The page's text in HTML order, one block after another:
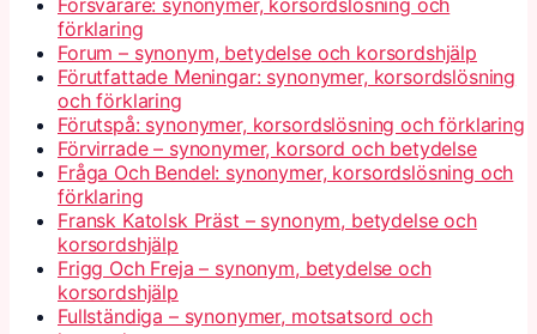
förklaring
Forum – synonym, betydelse och korsordshjälp
Förutfattade Meningar: synonymer, korsordslösning
och förklaring
Förutspå: synonymer, korsordslösning och förklaring
Förvirrade – synonymer, korsord och betydelse
Fråga Och Bendel: synonymer, korsordslösning och
förklaring
Fransk Katolsk Präst – synonym, betydelse och
korsordshjälp
Frigg Och Freja – synonym, betydelse och
korsordshjälp
Fullständiga – synonymer, motsatsord och